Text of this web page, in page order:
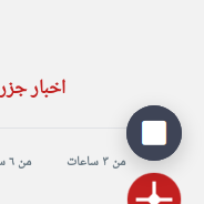
اخبار
من ٣ ساعات من ٦ ساعات